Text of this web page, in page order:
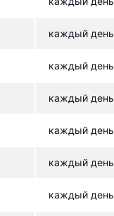
каждый день
каждый день
каждый день
каждый день
каждый день
каждый день